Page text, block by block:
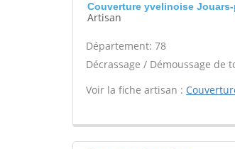
Couverture yvelinoise
Artisan
Département: 78
Décrassage / Démoussage de
Voir la fiche artisan :